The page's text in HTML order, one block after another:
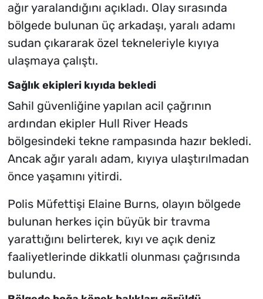
ağır yaralandığını açıkladı. Olay sırasında
bölgede bulunan üç arkadaşı, yaralı adamı
sudan çıkararak özel tekneleriyle kıyıya
ulaşmaya çalıştı.
Sağlık ekipleri kıyıda bekledi
Sahil güvenliğine yapılan acil çağrının
ardından ekipler Hull River Heads
bölgesindeki tekne rampasında hazır bekledi.
Ancak ağır yaralı adam, kıyıya ulaştırılmadan
önce yaşamını yitirdi.
Polis Müfettişi Elaine Burns, olayın bölgede
bulunan herkes için büyük bir travma
yarattığını belirterek, kıyı ve açık deniz
faaliyetlerinde dikkatli olunması çağrısında
bulundu.